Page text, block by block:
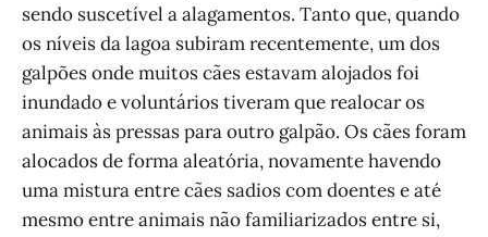
sendo suscetível a alagamentos. Tanto que, quando
os níveis da lagoa subiram recentemente, um dos
galpões onde muitos cães estavam alojados foi
inundado e voluntários tiveram que realocar os
animais às pressas para outro galpão. Os cães foram
alocados de forma aleatória, novamente havendo
uma mistura entre cães sadios com doentes e até
mesmo entre animais não familiarizados entre si,